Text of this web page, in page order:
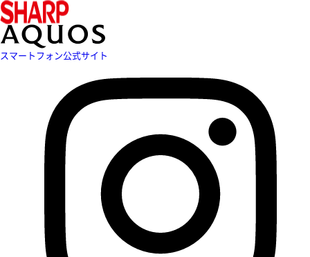
スマートフォン公式サイト